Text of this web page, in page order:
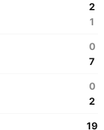
2
1
0
7
0
2
19